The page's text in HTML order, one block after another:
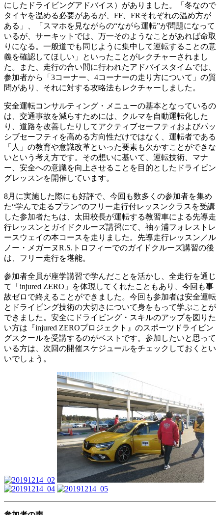
にしたドライビングアドバイス）がありました。「冬なので
タイヤを温める必要があるが、FF、FRそれぞれの温め方が
ある」、「スマホを見ながらの“ながら運転”が問題になって
いるが、サーキットでは、万一そのようなことがあれば命取
りになる。一般道でも同じように集中して運転することの意
義を確認してほしい」といったことがレクチャーされまし
た。また、走行の合い間に行われたアドバイスタイムでは、
参加者から「3コーナー、4コーナーの走り方について」の質
問があり、それに対する攻略法もレクチャーしました。
安全運転コンサルティング・メニューの基本となっているの
は、交通事故を減らすためには、クルマを自動運転化した
り、道路を改善したりしてアクティブセーフティおよびパッ
シブセーフティを高める方向性だけではなく、運転者である
「人」の教育や意識改革といった要素も欠かすことができな
いという考え方です。その想いに基いて、運転技術、マナ
ー、安全への意識を向上させることを目的としたドライビン
グレッスンを開催しています。
8月に実施した際にも好評で、今回も数多くの参加者を集め
た“学んで走るプラン”のフリー走行付レッスンクラスを受講
した参加者たちは、太田校長が運転する教習車による先導走
行レッスンとガイドクルーズ講習にて、袖ヶ浦フォレストレ
ースウェイの本コースを走りました。先導走行レッスン／ル
ノー・メガーヌR.S.トロフィーでのガイドクルーズ講習の後
は、フリー走行を堪能。
参加者全員が座学講習で学んだことを活かし、全走行を通じ
て「injured ZERO」を体現してくれたこともあり、今回も事
故ゼロで終えることができました。今回も参加者は安全運転
とドライビング技術の大切さについて身をもって学ぶことが
できました。安全にドライビング・スキルのアップを図りた
い方は『injured ZEROプロジェクト』のスポーツドライビン
グスクールを受講するのがベストです。参加したいと思って
いる方は、次回の開催スケジュールをチェックしておくとい
いでしょう。